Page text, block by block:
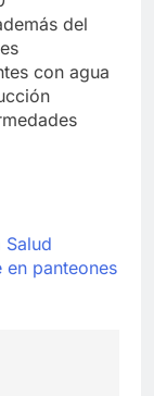
del
con agua
panteones